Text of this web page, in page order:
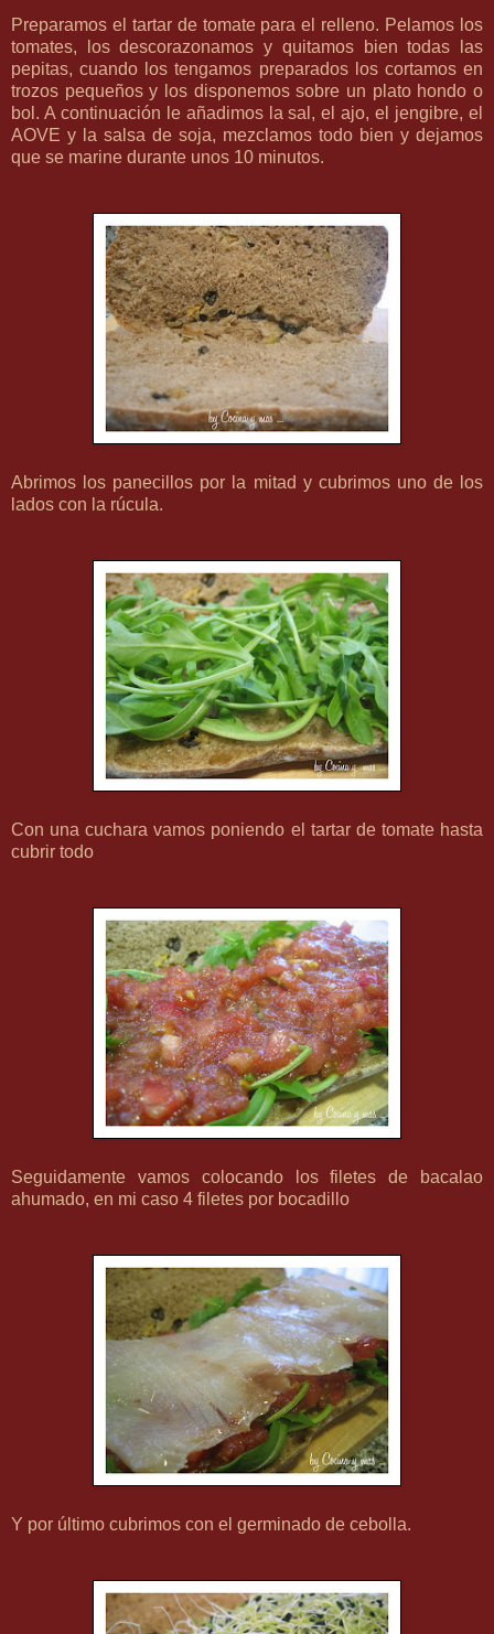
Preparamos el tartar de tomate para el relleno. Pelamos los
tomates, los descorazonamos y quitamos bien todas las
pepitas, cuando los tengamos preparados los cortamos en
trozos pequeños y los disponemos sobre un plato hondo o
bol. A continuación le añadimos la sal, el ajo, el jengibre, el
AOVE y la salsa de soja, mezclamos todo bien y dejamos
que se marine durante unos 10 minutos.
Abrimos los panecillos por la mitad y cubrimos uno de los
lados con la rúcula.
Con una cuchara vamos poniendo el tartar de tomate hasta
cubrir todo
Seguidamente vamos colocando los filetes de bacalao
ahumado, en mi caso 4 filetes por bocadillo
Y por último cubrimos con el germinado de cebolla.